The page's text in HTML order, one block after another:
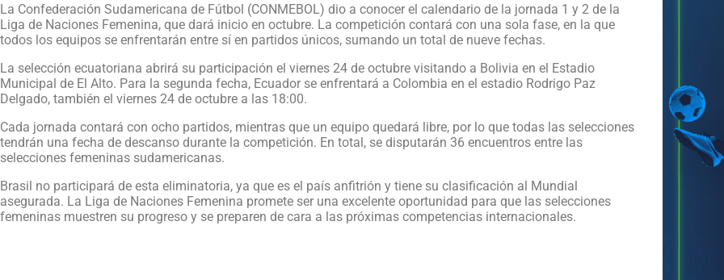
La Confederación Sudamericana de Fútbol (CONMEBOL) dio a conocer el calendario de la jornada 1 y 2 de la
Liga de Naciones Femenina, que dará inicio en octubre. La competición contará con una sola fase, en la que
todos los equipos se enfrentarán entre sí en partidos únicos, sumando un total de nueve fechas.
La selección ecuatoriana abrirá su participación el viernes 24 de octubre visitando a Bolivia en el Estadio
Municipal de El Alto. Para la segunda fecha, Ecuador se enfrentará a Colombia en el estadio Rodrigo Paz
Delgado, también el viernes 24 de octubre a las 18:00.
Cada jornada contará con ocho partidos, mientras que un equipo quedará libre, por lo que todas las selecciones
tendrán una fecha de descanso durante la competición. En total, se disputarán 36 encuentros entre las
selecciones femeninas sudamericanas.
Brasil no participará de esta eliminatoria, ya que es el país anfitrión y tiene su clasificación al Mundial
asegurada. La Liga de Naciones Femenina promete ser una excelente oportunidad para que las selecciones
femeninas muestren su progreso y se preparen de cara a las próximas competencias internacionales.